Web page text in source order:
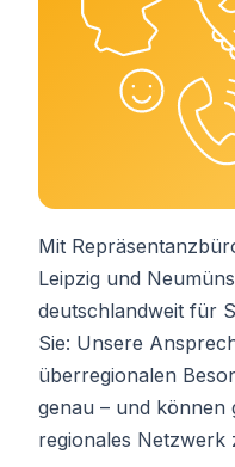
Mit
Leipzig und
deutschlandweit für
Sie: Unsere
überregionalen
genau – und können
regionales Netzwerk